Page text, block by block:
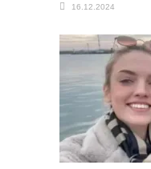
16.12.2024